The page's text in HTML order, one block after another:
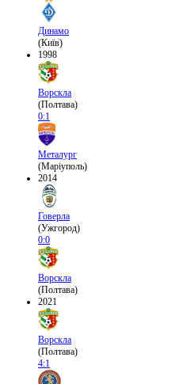
Динамо
(Київ)
1998
Ворскла
(Полтава)
0:1
Металург
(Маріуполь)
2014
Говерла
(Ужгород)
0:0
Ворскла
(Полтава)
2021
Ворскла
(Полтава)
4:1